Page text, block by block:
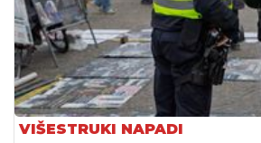
VIŠESTRUKI NAPADI